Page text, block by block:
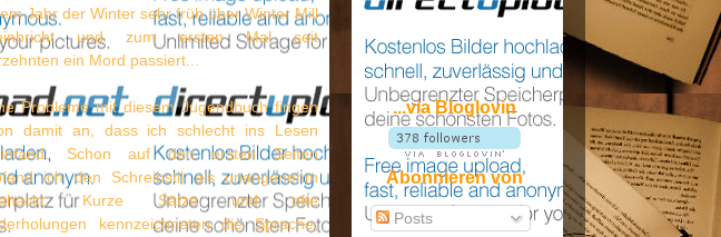
Jahr der Winter sehr früh über Winter Mill
und zum ersten Mal seit
ein Mord passiert...
Probleme mit diesem Jugendbuch fingen
damit an, dass ich schlecht ins Lesen
Schon auf den ersten Seiten
ich den Schreibstil als unangenehm
Kurze Sätze und ofte
kennzeichneten die Sprache,
...via Bloglovin
Abonnieren von
Posts